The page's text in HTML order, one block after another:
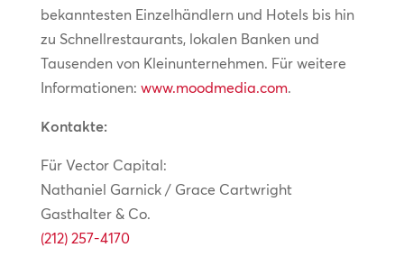
bekanntesten Einzelhändlern und Hotels bis hin
zu Schnellrestaurants, lokalen Banken und
Tausenden von Kleinunternehmen. Für weitere
Informationen: www.moodmedia.com.
Kontakte:
Für Vector Capital:
Nathaniel Garnick / Grace Cartwright
Gasthalter & Co.
(212) 257-4170